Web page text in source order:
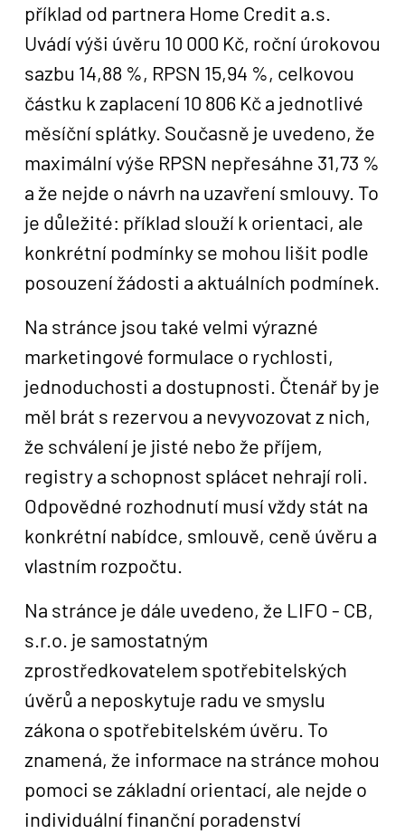
příklad od partnera Home Credit a.s.
Uvádí výši úvěru 10 000 Kč, roční úrokovou
sazbu 14,88 %, RPSN 15,94 %, celkovou
částku k zaplacení 10 806 Kč a jednotlivé
měsíční splátky. Současně je uvedeno, že
maximální výše RPSN nepřesáhne 31,73 %
a že nejde o návrh na uzavření smlouvy. To
je důležité: příklad slouží k orientaci, ale
konkrétní podmínky se mohou lišit podle
posouzení žádosti a aktuálních podmínek.
Na stránce jsou také velmi výrazné
marketingové formulace o rychlosti,
jednoduchosti a dostupnosti. Čtenář by je
měl brát s rezervou a nevyvozovat z nich,
že schválení je jisté nebo že příjem,
registry a schopnost splácet nehrají roli.
Odpovědné rozhodnutí musí vždy stát na
konkrétní nabídce, smlouvě, ceně úvěru a
vlastním rozpočtu.
Na stránce je dále uvedeno, že LIFO - CB,
s.r.o. je samostatným
zprostředkovatelem spotřebitelských
úvěrů a neposkytuje radu ve smyslu
zákona o spotřebitelském úvěru. To
znamená, že informace na stránce mohou
pomoci se základní orientací, ale nejde o
individuální finanční poradenství